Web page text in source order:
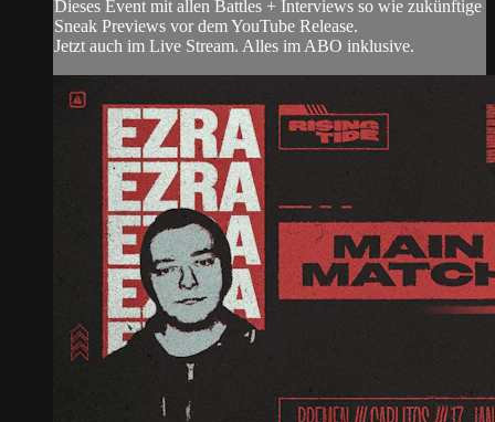
Dieses Event mit allen Battles + Interviews so wie zukünftige
Sneak Previews vor dem YouTube Release.
Jetzt auch im Live Stream. Alles im ABO inklusive.